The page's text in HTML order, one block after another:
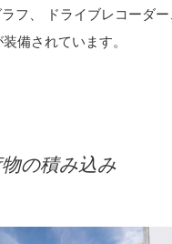
フ、 ドライブレコーダー
備されています。
の積み込み